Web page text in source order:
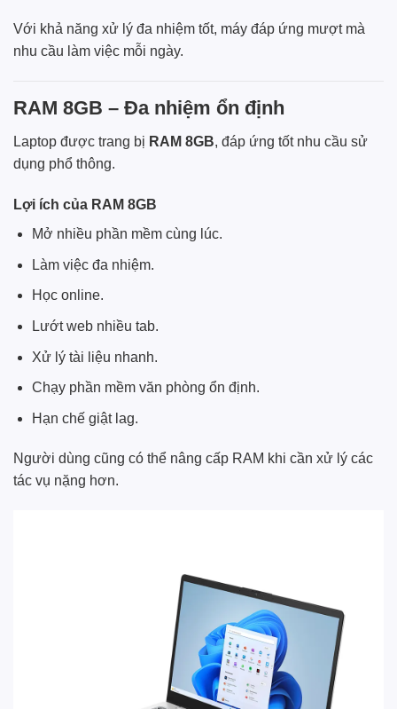
Với khả năng xử lý đa nhiệm tốt, máy đáp ứng mượt mà
nhu cầu làm việc mỗi ngày.
RAM 8GB – Đa nhiệm ổn định
Laptop được trang bị RAM 8GB, đáp ứng tốt nhu cầu sử
dụng phổ thông.
Lợi ích của RAM 8GB
Mở nhiều phần mềm cùng lúc.
Làm việc đa nhiệm.
Học online.
Lướt web nhiều tab.
Xử lý tài liệu nhanh.
Chạy phần mềm văn phòng ổn định.
Hạn chế giật lag.
Người dùng cũng có thể nâng cấp RAM khi cần xử lý các
tác vụ nặng hơn.